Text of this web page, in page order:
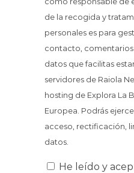
de la recogida y
personales es para
contacto, comentarios
datos que facilitas
servidores de Raiola
hosting de Explora La
Europea. Podrás
acceso, rectificación,
datos.
He leído y